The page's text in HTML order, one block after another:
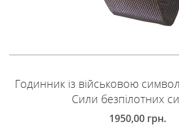
Годинник із військовою
Сили безпілотних
1950,00 грн.